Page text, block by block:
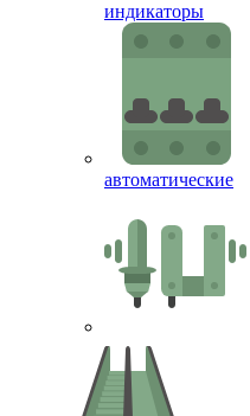
индикаторы
автоматические